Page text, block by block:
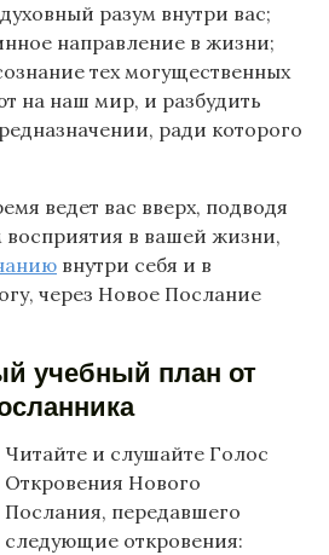
разум внутри вас;
направление в жизни;
тех могущественных
на наш мир, и разбудить
ради которого
ведет вас вверх, подводя
восприятия в вашей жизни,
внутри себя и в
через Новое Послание
учебный план от
Читайте и слушайте Голос
Откровения Нового
Послания, передавшего
следующие откровения: